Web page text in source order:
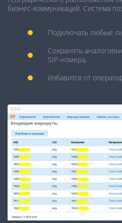
бизнес-коммуникаций. Система
Подключать любые
Сохранять
SIP-номера,
Избавится от